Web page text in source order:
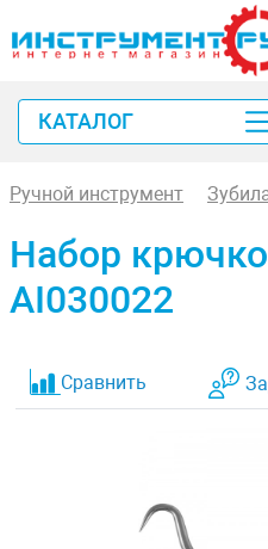
КАТАЛОГ
Ручной инструмент
Набор
AI030022
Сравнить